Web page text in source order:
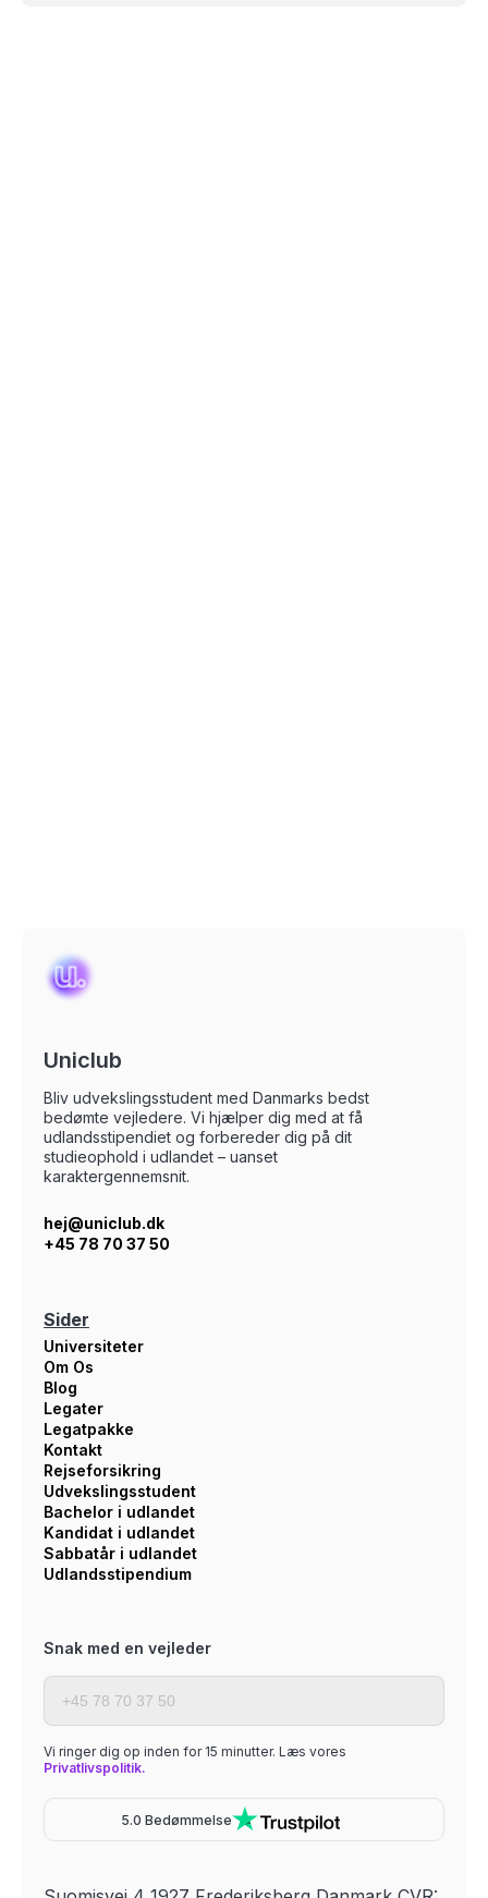
Uniclub
Bliv udvekslingsstudent med Danmarks bedst
bedømte vejledere. Vi hjælper dig med at få
udlandsstipendiet og forbereder dig på dit
studieophold i udlandet – uanset
karaktergennemsnit.
hej@uniclub.dk
+45 78 70 37 50
Sider
Universiteter
Om Os
Blog
Legater
Legatpakke
Kontakt
Rejseforsikring
Udvekslingsstudent
Bachelor i udlandet
Kandidat i udlandet
Sabbatår i udlandet
Udlandsstipendium
Snak med en vejleder
Vi ringer dig op inden for 15 minutter. Læs vores
Privatlivspolitik.
5.0 Bedømmelse